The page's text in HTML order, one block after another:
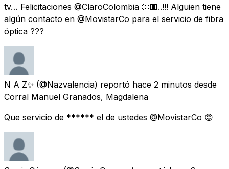
tv… Felicitaciones @ClaroColombia 👏🏼..!!! Alguien tiene
algún contacto en @MovistarCo para el servicio de fibra
óptica ???
N A Z✨ (@Nazvalencia) reportó hace 2 minutos desde
Corral Manuel Granados, Magdalena
Que servicio de ****** el de ustedes @MovistarCo 😡